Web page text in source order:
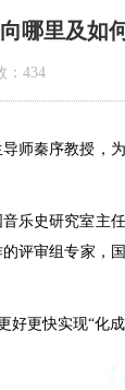
里及如
：434
师秦序教授
乐史研究室主
评审组专家，
更快实现“化